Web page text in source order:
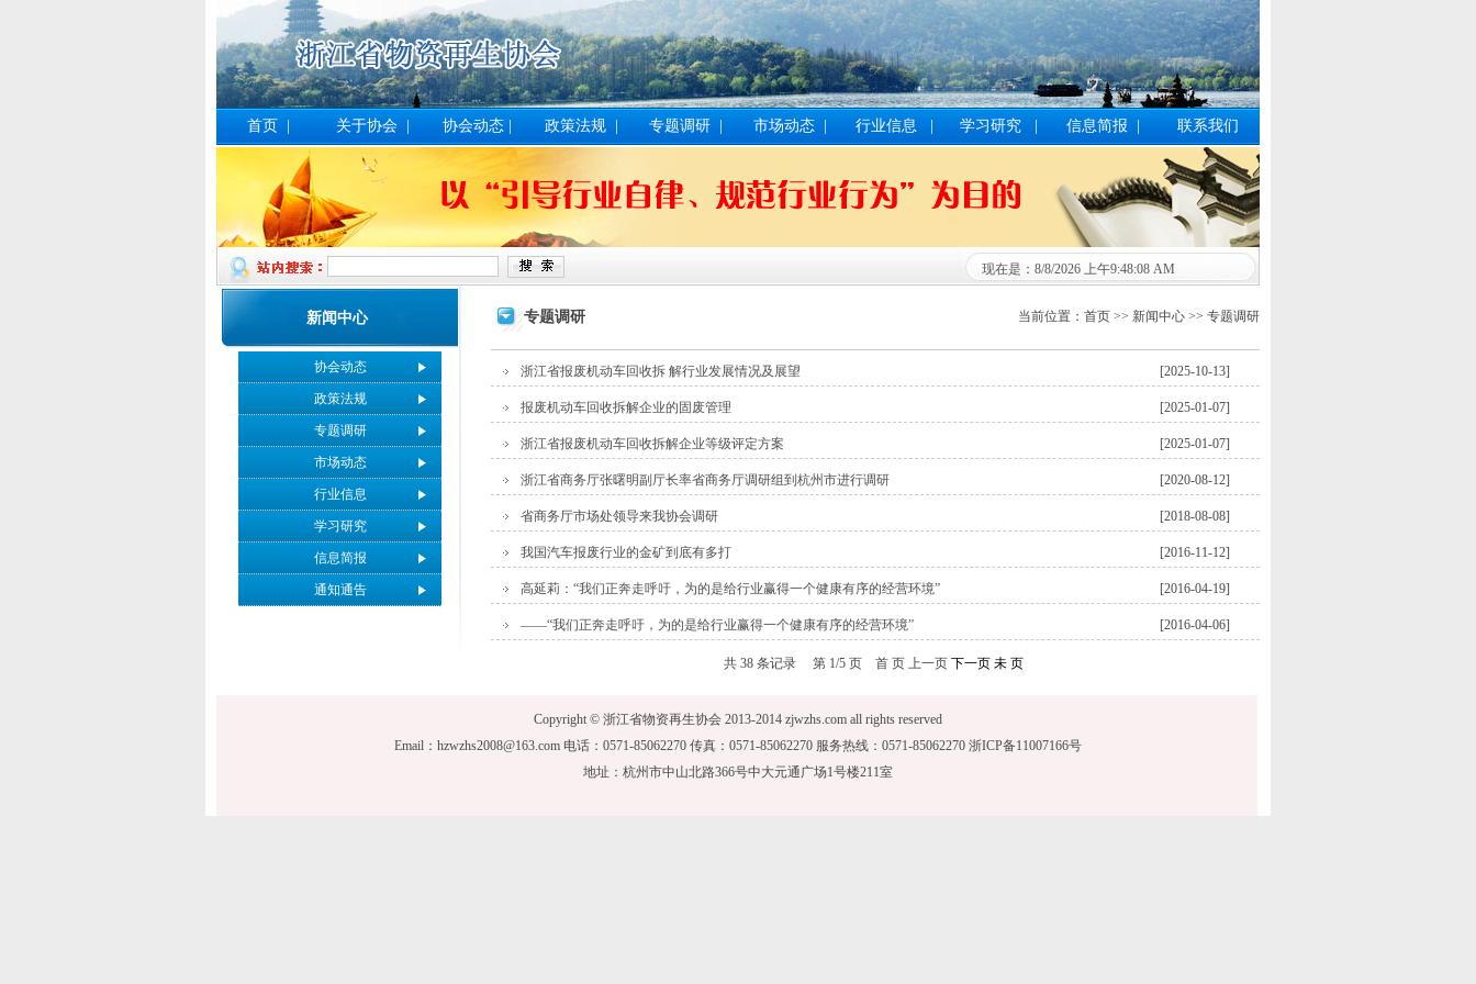
首页 关于协会 协会动态 政策法规 专题调研 市场动态 行业信息 学习研究 信息简报 联系我们
现在是：8/8/2026 上午9:48:08 AM
新闻中心
协会动态
政策法规
专题调研
市场动态
行业信息
学习研究
信息简报
通知通告
专题调研 当前位置：首页 >> 新闻中心 >> 专题调研
浙江省报废机动车回收拆 解行业发展情况及展望 [2025-10-13]
报废机动车回收拆解企业的固废管理 [2025-01-07]
浙江省报废机动车回收拆解企业等级评定方案 [2025-01-07]
浙江省商务厅张曙明副厅长率省商务厅调研组到杭州市进行调研 [2020-08-12]
省商务厅市场处领导来我协会调研 [2018-08-08]
我国汽车报废行业的金矿到底有多打 [2016-11-12]
高延莉：“我们正奔走呼吁，为的是给行业赢得一个健康有序的经营环境” [2016-04-19]
——“我们正奔走呼吁，为的是给行业赢得一个健康有序的经营环境” [2016-04-06]
共 38 条记录 第 1/5 页 首 页 上一页 下一页 未 页
Copyright © 浙江省物资再生协会 2013-2014 zjwzhs.com all rights reserved
Email：hzwzhs2008@163.com 电话：0571-85062270 传真：0571-85062270 服务热线：0571-85062270 浙ICP备11007166号
地址：杭州市中山北路366号中大元通广场1号楼211室